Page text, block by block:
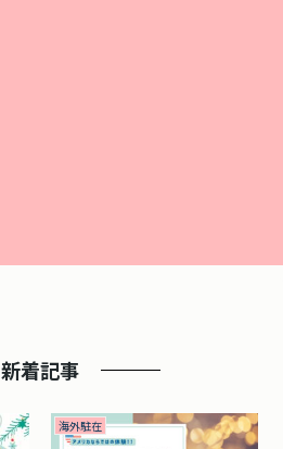
新着記事
海外駐在